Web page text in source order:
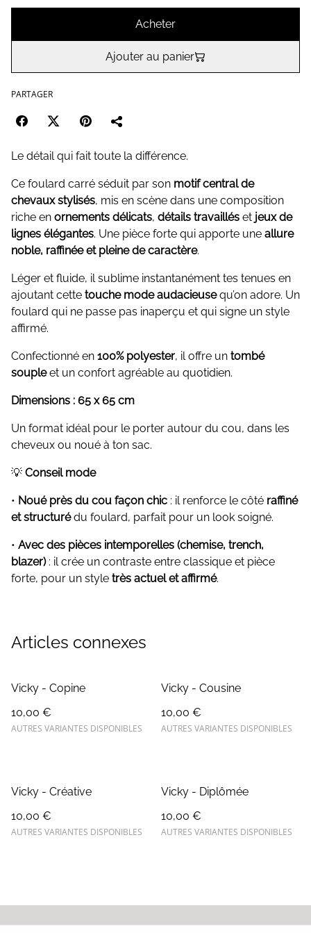
Acheter
Ajouter au panier
PARTAGER
Le détail qui fait toute la différence.
Ce foulard carré séduit par son motif central de
chevaux stylisés, mis en scène dans une composition
riche en ornements délicats, détails travaillés et jeux de
lignes élégantes. Une pièce forte qui apporte une allure
noble, raffinée et pleine de caractère.
Léger et fluide, il sublime instantanément tes tenues en
ajoutant cette touche mode audacieusequ’on adore. Un
foulard qui ne passe pas inaperçu et qui signe un style
affirmé.
Confectionné en 100% polyester, il offre un tombé
soupleet un confort agréable au quotidien.
Dimensions : 65 x 65 cm
Un format idéal pour le porter autour du cou, dans les
cheveux ou noué à ton sac.
💡 Conseil mode
• Noué près du cou façon chic : il renforce le côté raffiné
et structurédu foulard, parfait pour un look soigné.
• Avec des pièces intemporelles (chemise, trench,
blazer): il crée un contraste entre classique et pièce
forte, pour un style très actuel et affirmé.
Articles connexes
Vicky - Copine
10,00 €
AUTRES VARIANTES DISPONIBLES
Vicky - Cousine
10,00 €
AUTRES VARIANTES DISPONIBLES
Vicky - Créative
10,00 €
AUTRES VARIANTES DISPONIBLES
Vicky - Diplômée
10,00 €
AUTRES VARIANTES DISPONIBLES